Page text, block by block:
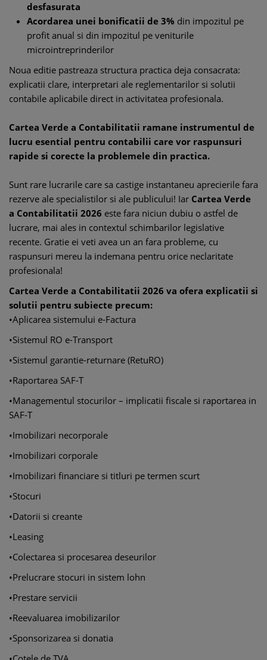
desfasurata
Acordarea unei bonificatii de 3% din impozitul pe
profit anual si din impozitul pe veniturile
microintreprinderilor
Noua editie pastreaza structura practica deja consacrata:
explicatii clare, interpretari ale reglementarilor si solutii
contabile aplicabile direct in activitatea profesionala.
Cartea Verde a Contabilitatii ramane instrumentul de
lucru esential pentru contabilii care vor raspunsuri
rapide si corecte la problemele din practica.
Sunt rare lucrarile care sa castige instantaneu aprecierile fara
rezerve ale specialistilor si ale publicului! Iar Cartea Verde
a Contabilitatii 2026 este fara niciun dubiu o astfel de
lucrare, mai ales in contextul schimbarilor legislative
recente. Gratie ei veti avea un an fara probleme, cu
raspunsuri mereu la indemana pentru orice neclaritate
profesionala!
Cartea Verde a Contabilitatii 2026 va ofera explicatii si
solutii pentru subiecte precum:
•Aplicarea sistemului e-Factura
•Sistemul RO e-Transport
•Sistemul garantie-returnare (RetuRO)
•Raportarea SAF-T
•Managementul stocurilor – implicatii fiscale si raportarea in
SAF-T
•Imobilizari necorporale
•Imobilizari corporale
•Imobilizari financiare si titluri pe termen scurt
•Stocuri
•Datorii si creante
•Leasing
•Colectarea si procesarea deseurilor
•Prelucrare stocuri in sistem lohn
•Prestare servicii
•Reevaluarea imobilizarilor
•Sponsorizarea si donatia